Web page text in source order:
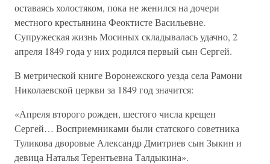
оставаясь холостяком, пока не женился на дочери
местного крестьянина Феоктисте Васильевне.
Супружеская жизнь Мосиных складывалась удачно, 2
апреля 1849 года у них родился первый сын Сергей.
В метрической книге Воронежского уезда села Рамони
Николаевской церкви за 1849 год значится:
«Апреля второго рожден, шестого числа крещен
Сергей… Восприемниками были статского советника
Туликова дворовые Александр Дмитриев сын Зыкин и
девица Наталья Терентьевна Талдыкина».